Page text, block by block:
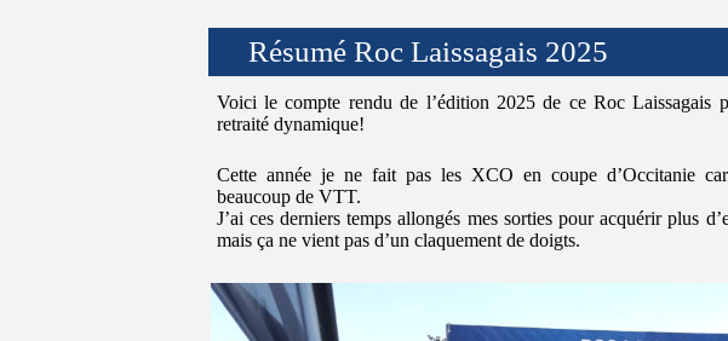
Résumé Roc Laissagais 2025
Voici le compte rendu de l’édition 2025 de ce Roc Laissagais
retraité dynamique!
Cette année je ne fait pas les XCO en coupe d’Occitanie
beaucoup de VTT.
J’ai ces derniers temps allongés mes sorties pour acquérir plus
mais ça ne vient pas d’un claquement de doigts.